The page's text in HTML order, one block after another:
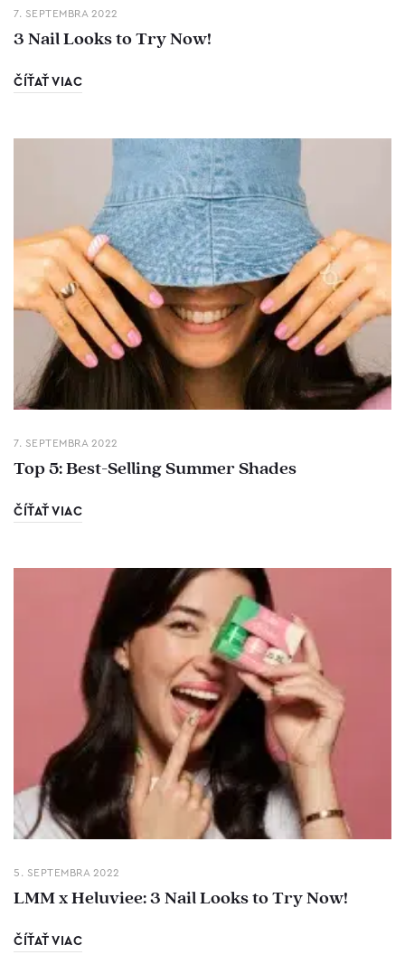
7. SEPTEMBRA 2022
3 Nail Looks to Try Now!
ČÍŤAŤ VIAC
7. SEPTEMBRA 2022
Top 5: Best-Selling Summer Shades
ČÍŤAŤ VIAC
5. SEPTEMBRA 2022
LMM x Heluviee: 3 Nail Looks to Try Now!
ČÍŤAŤ VIAC